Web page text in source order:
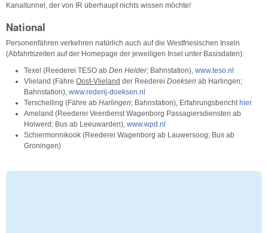
Kanaltunnel, der von IR überhaupt nichts wissen möchte!
National
Personenfähren verkehren natürlich auch auf die Westfriesischen Inseln
(Abfahrtszeiten auf der Homepage der jeweiligen Insel unter Basisdaten):
Texel (Reederei TESO ab Den Helder; Bahnstation), www.teso.nl
Vlieland (Fähre Oost-Vlieland der Reederei Doeksen ab Harlingen;
Bahnstation), www.rederij-doeksen.nl
Terschelling (Fähre ab Harlingen; Bahnstation), Erfahrungsbericht hier
Ameland (Reederei Veerdienst Wagenborg Passagiersdiensten ab
Holwerd; Bus ab Leeuwarden), www.wpd.nl
Schiermonnikook (Reederei Wagenborg ab Lauwersoog; Bus ab
Groningen)